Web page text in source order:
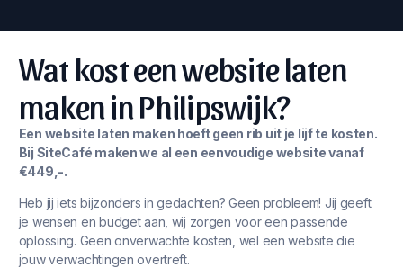
Wat kost een website laten
maken in Philipswijk?
Een website laten maken hoeft geen rib uit je lijf te kosten.
Bij SiteCafé maken we al een eenvoudige website vanaf
€449,-.
Heb jij iets bijzonders in gedachten? Geen probleem! Jij geeft
je wensen en budget aan, wij zorgen voor een passende
oplossing. Geen onverwachte kosten, wel een website die
jouw verwachtingen overtreft.